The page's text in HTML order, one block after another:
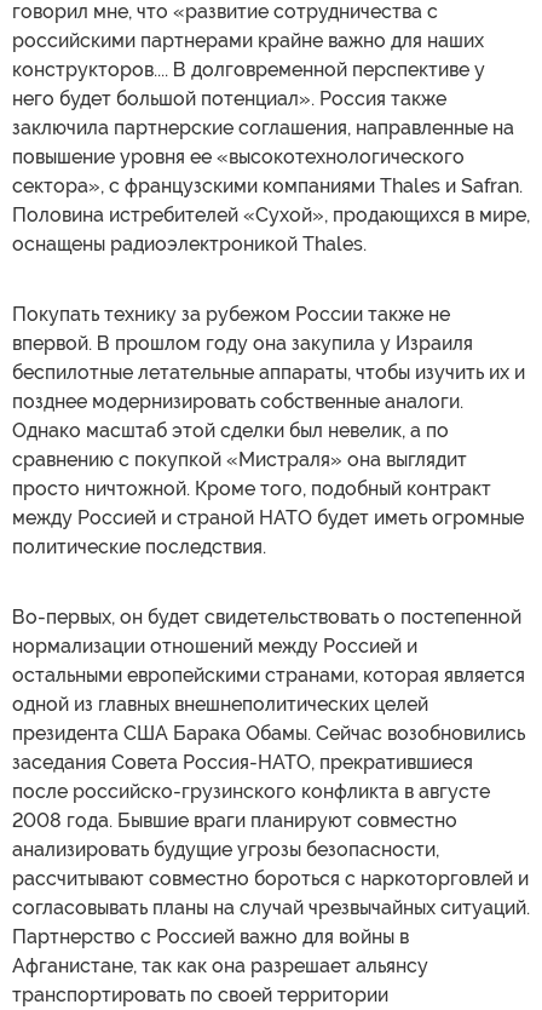
говорил мне, что «развитие сотрудничества с
российскими партнерами крайне важно для наших
конструкторов.... В долговременной перспективе у
него будет большой потенциал». Россия также
заключила партнерские соглашения, направленные на
повышение уровня ее «высокотехнологического
сектора», с французскими компаниями Thales и Safran.
Половина истребителей «Сухой», продающихся в мире,
оснащены радиоэлектроникой Thales.
Покупать технику за рубежом России также не
впервой. В прошлом году она закупила у Израиля
беспилотные летательные аппараты, чтобы изучить их и
позднее модернизировать собственные аналоги.
Однако масштаб этой сделки был невелик, а по
сравнению с покупкой «Мистраля» она выглядит
просто ничтожной. Кроме того, подобный контракт
между Россией и страной НАТО будет иметь огромные
политические последствия.
Во-первых, он будет свидетельствовать о постепенной
нормализации отношений между Россией и
остальными европейскими странами, которая является
одной из главных внешнеполитических целей
президента США Барака Обамы. Сейчас возобновились
заседания Совета Россия-НАТО, прекратившиеся
после российско-грузинского конфликта в августе
2008 года. Бывшие враги планируют совместно
анализировать будущие угрозы безопасности,
рассчитывают совместно бороться с наркоторговлей и
согласовывать планы на случай чрезвычайных ситуаций.
Партнерство с Россией важно для войны в
Афганистане, так как она разрешает альянсу
транспортировать по своей территории